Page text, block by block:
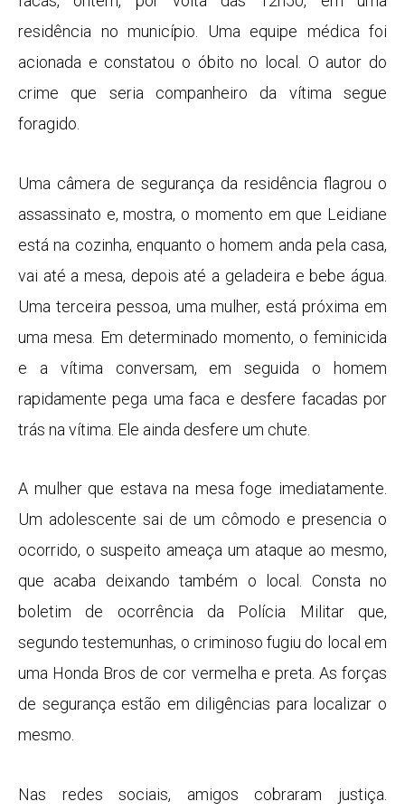
residência no município. Uma equipe médica foi
acionada e constatou o óbito no local. O autor do
crime que seria companheiro da vítima segue
foragido.
Uma câmera de segurança da residência flagrou o
assassinato e, mostra, o momento em que Leidiane
está na cozinha, enquanto o homem anda pela casa,
vai até a mesa, depois até a geladeira e bebe água.
Uma terceira pessoa, uma mulher, está próxima em
uma mesa. Em determinado momento, o feminicida
e a vítima conversam, em seguida o homem
rapidamente pega uma faca e desfere facadas por
trás na vítima. Ele ainda desfere um chute.
A mulher que estava na mesa foge imediatamente.
Um adolescente sai de um cômodo e presencia o
ocorrido, o suspeito ameaça um ataque ao mesmo,
que acaba deixando também o local. Consta no
boletim de ocorrência da Polícia Militar que,
segundo testemunhas, o criminoso fugiu do local em
uma Honda Bros de cor vermelha e preta. As forças
de segurança estão em diligências para localizar o
mesmo.
Nas redes sociais, amigos cobraram justiça.